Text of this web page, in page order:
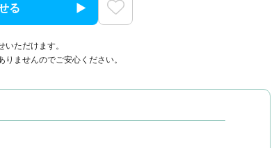
る
ただけます。
ませんのでご安心ください。